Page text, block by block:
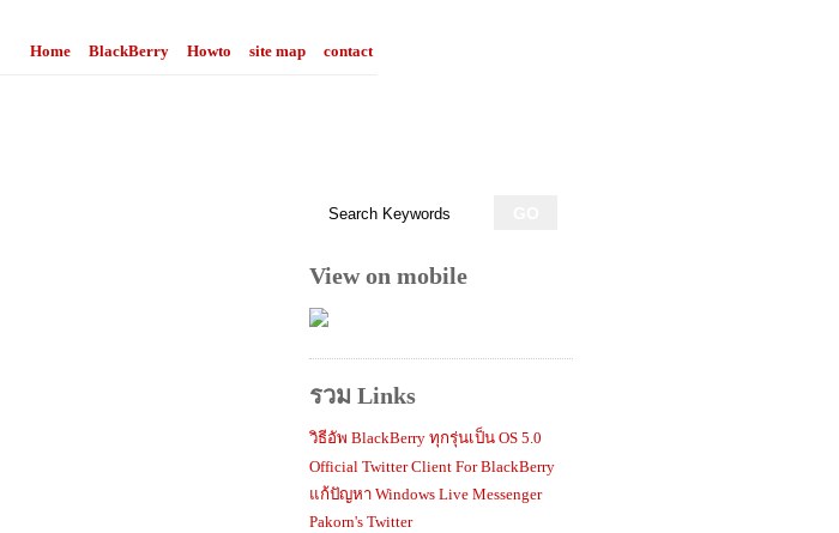
Home BlackBerry Howto site map contact
View on mobile
รวม Links
วิธีอัพ BlackBerry ทุกรุ่นเป็น OS 5.0
Official Twitter Client For BlackBerry
แก้ปัญหา Windows Live Messenger
Pakorn's Twitter